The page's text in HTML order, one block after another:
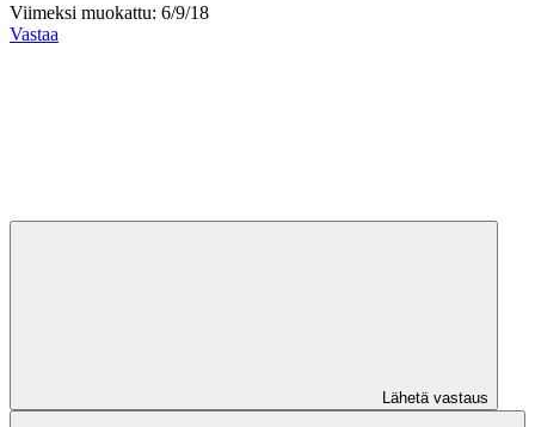
Viimeksi muokattu: 6/9/18
Vastaa
Lähetä vastaus